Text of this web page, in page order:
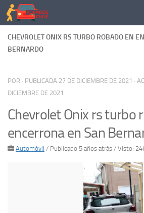
Saltar al contenido
CHEVROLET ONIX RS TURBO ROBADO EN
BERNARDO
POR · PUBLICADA 27 DE DICIEMBRE DE 2021 ·
DICIEMBRE DE 2021
Chevrolet Onix rs turbo
encerrona en San
Automóvil / Publicado 5 años atrás / Visto: